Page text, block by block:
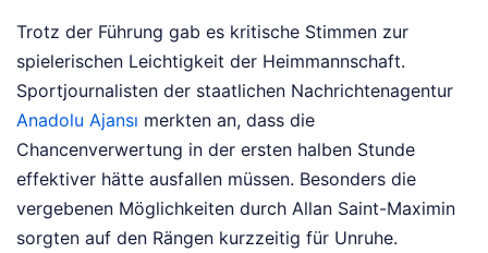
Trotz der Führung gab es kritische Stimmen zur
spielerischen Leichtigkeit der Heimmannschaft.
Sportjournalisten der staatlichen Nachrichtenagentur
Anadolu Ajansı merkten an, dass die
Chancenverwertung in der ersten halben Stunde
effektiver hätte ausfallen müssen. Besonders die
vergebenen Möglichkeiten durch Allan Saint-Maximin
sorgten auf den Rängen kurzzeitig für Unruhe.